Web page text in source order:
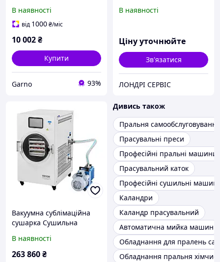
В наявності
від 1000₴/міс
10 002₴
Купити
Garno 93%
В наявності
Ціну уточнюйте
Зв'язатися
ЛОНДРІ СЕРВІС
Вакуумна сублімаційна
сушарка Сушильна
шари рослинного білого
кольору Vevor 412288
В наявності
263 860₴
Дивись також
Пральня самообслуговування
Прасувальні преси
Професійні пральні машини
Прасувальний каток
Професійні сушильні
Каландри
Каландр прасувальний
Автоматична мийка машин
Обладнання для пралень
Обладнання пральня